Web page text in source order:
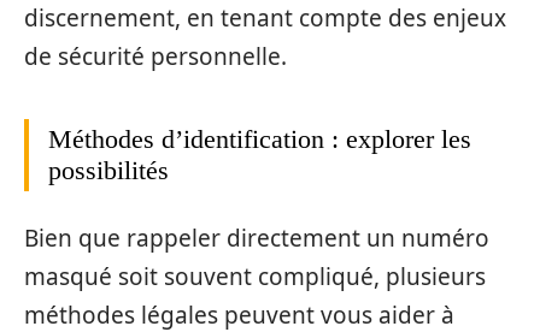
discernement, en tenant compte des enjeux
de sécurité personnelle.
Méthodes d’identification : explorer les
possibilités
Bien que rappeler directement un numéro
masqué soit souvent compliqué, plusieurs
méthodes légales peuvent vous aider à